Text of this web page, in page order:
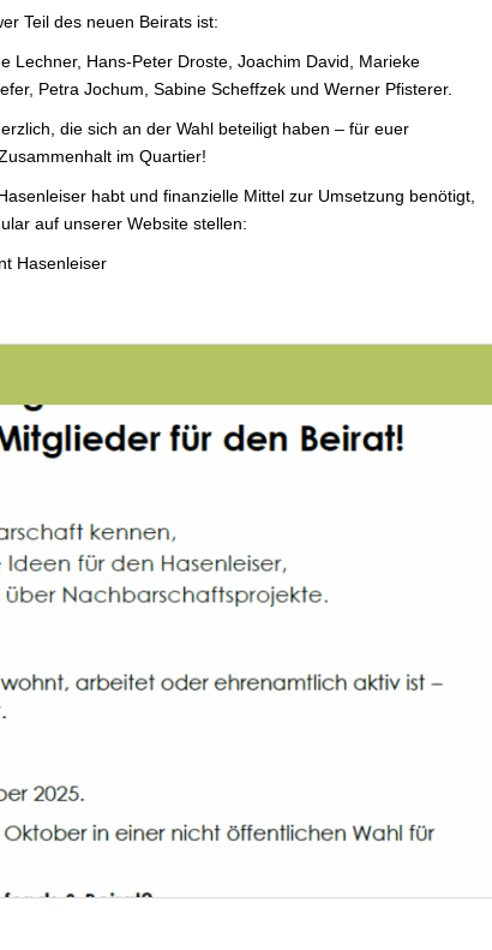
Teil des neuen Beirats ist:
Lechner, Hans-Peter Droste, Joachim David, Marieke
Petra Jochum, Sabine Scheffzek und Werner Pfisterer.
die sich an der Wahl beteiligt haben – für euer
im Quartier!
habt und finanzielle Mittel zur Umsetzung benötigt,
auf unserer Website stellen:
Hasenleiser